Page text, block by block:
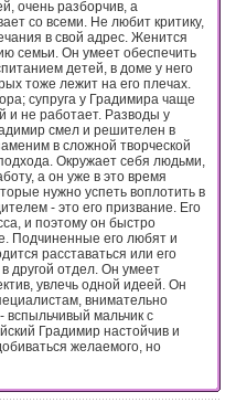
очень разборчив, а
со всеми. Не любит критику,
в свой адрес. Женится
семьи. Он умеет обеспечить
детей, в доме у него
тоже лежит на его плечах.
супруга у Градимира чаще
и не работает. Разводы у
смел и решителен в
в сложной творческой
Окружает себя людьми,
а он уже в это время
нужно успеть воплотить в
- это его призвание. Его
и поэтому он быстро
Подчиненные его любят и
расставаться или его
другой отдел. Он умеет
увлечь одной идеей. Он
внимательно
вспыльчивый мальчик с
Градимир настойчив и
желаемого, но